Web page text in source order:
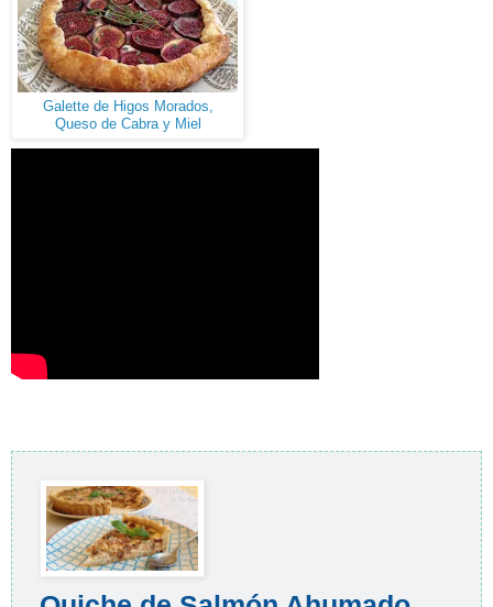
Galette de Higos Morados,
Queso de Cabra y Miel